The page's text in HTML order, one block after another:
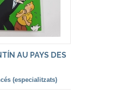
AU PAYS DES
(especialitzats)